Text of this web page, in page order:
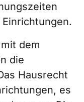
dem
die
Hausrecht
es